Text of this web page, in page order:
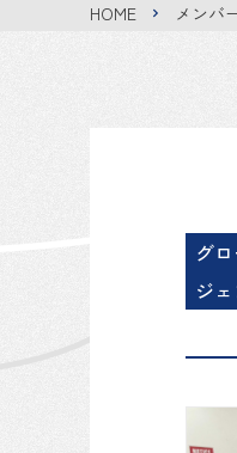
HOME メンバ
グ
ジ